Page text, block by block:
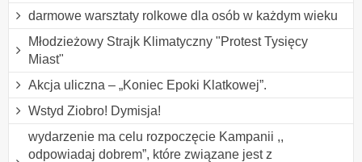
darmowe warsztaty rolkowe dla osób w każdym wieku
Młodzieżowy Strajk Klimatyczny "Protest Tysięcy
Miast"
Akcja uliczna – „Koniec Epoki Klatkowej”.
Wstyd Ziobro! Dymisja!
wydarzenie ma celu rozpoczęcie Kampanii ,,
odpowiadaj dobrem”, które związane jest z